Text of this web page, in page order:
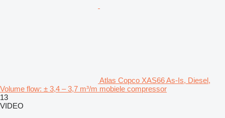
Atlas Copco XAS66 As-Is, Diesel,
Volume flow: ± 3,4 – 3,7 m³/m mobiele compressor
13
VIDEO